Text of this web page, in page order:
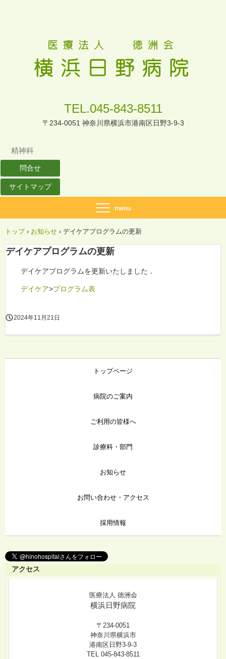
TEL.045-843-8511
〒234-0051 神奈川県横浜市港南区日野3-9-3
精神科
問合せ
サイトマップ
トップ › お知らせ › デイケアプログラムの更新
デイケアプログラムの更新
デイケアプログラムを更新いたしました．
デイケア>プログラム表
2024年11月21日
トップページ
病院のご案内
ご利用の皆様へ
診療科・部門
お知らせ
お問い合わせ・アクセス
採用情報
アクセス
医療法人 徳洲会
横浜日野病院
〒234-0051
神奈川県横浜市
港南区日野3-9-3
TEL 045-843-8511